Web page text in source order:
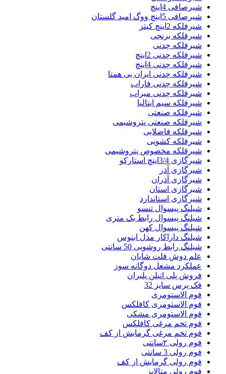
شیرصافی 4اینچ
شیرصافی 5اینچ ووگ امید گلستان
شیرفلکه 2اینچ کیتز
شیرفلکه برنجی
شیرفلکه چدنی
شیرفلکه چدنی 2اینچ
شیرفلکه چدنی 4اینچ
شیرفلکه چدنی ایران بی همتا
شیرفلکه چدنی فاراب
شیرفلکه چدنی میراب
شیرفلکه سیم ایتالیا
شیرفلکه صنعتی
شیرفلکه صنعتی پتروشیمی
شیرفلکه فاضلابی
شیرفلکه کشویی
شیرفلکه مخصوص پتروشیمی
شیرگازی 3/4اینچ استارکو
شیرگازی آذر
شیرگازی آذران
شیرگازی استان
شیرگازی استاندارد
شیلنگ پیسوال تنسو
شیلنگ پیسوال رابط یک متری
شیلنگ پیسوال کهن
شیلنگ داراکار مدل ابنوس
شیلنگ رابط روشویی 50 سانتی
علم دوش فلت شایان
عملکرد مشعل دوگانه سوز
فروش پلی اتیلن پلیران
فک پرس سایز 32
فوم الاستومری
فوم الاستومری کافلکس
فوم الاستومری مشکی
فوم تخم مرغی کافلکس
فوم تخم مرغی گرمایش از کف
فوم رولی ۲سانتی
فوم رولی 3 سانتی
فوم رولی گرمایش از کف
فوم رولی متالایز